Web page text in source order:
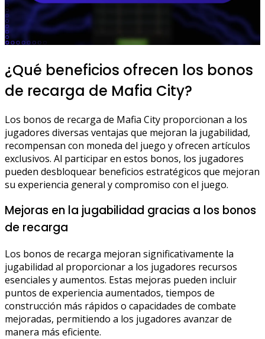
¿Qué beneficios ofrecen los bonos
de recarga de Mafia City?
Los bonos de recarga de Mafia City proporcionan a los
jugadores diversas ventajas que mejoran la jugabilidad,
recompensan con moneda del juego y ofrecen artículos
exclusivos. Al participar en estos bonos, los jugadores
pueden desbloquear beneficios estratégicos que mejoran
su experiencia general y compromiso con el juego.
Mejoras en la jugabilidad gracias a los bonos
de recarga
Los bonos de recarga mejoran significativamente la
jugabilidad al proporcionar a los jugadores recursos
esenciales y aumentos. Estas mejoras pueden incluir
puntos de experiencia aumentados, tiempos de
construcción más rápidos o capacidades de combate
mejoradas, permitiendo a los jugadores avanzar de
manera más eficiente.